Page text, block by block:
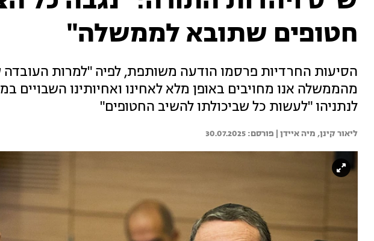
חטופים שתובא לממשלה"
הסיעות החרדיות פרסמו הודעה משותפת, לפיה "למרות העובדה
מהממשלה אנו מחויבים באופן מלא לאחינו ואחיותינו השבויים
לנתניהו "לעשות כל שביכולתו להשיב החטופים"
ליאור קינן, מיה איידן | 30.07.2025